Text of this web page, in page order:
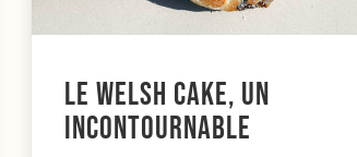
Le welsh cake, un
incontournable